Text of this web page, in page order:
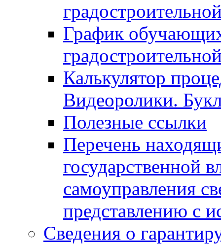
График
Калькулятор
Видеоролики.
Полезные ссылки
Перечень
государственной
самоуправления
представлению с
Сведения о